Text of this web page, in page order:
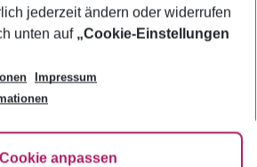
ändern
jederzeit ändern oder widerrufen
unten auf „Cookie-Einstellungen
Impressum
Cookie anpassen